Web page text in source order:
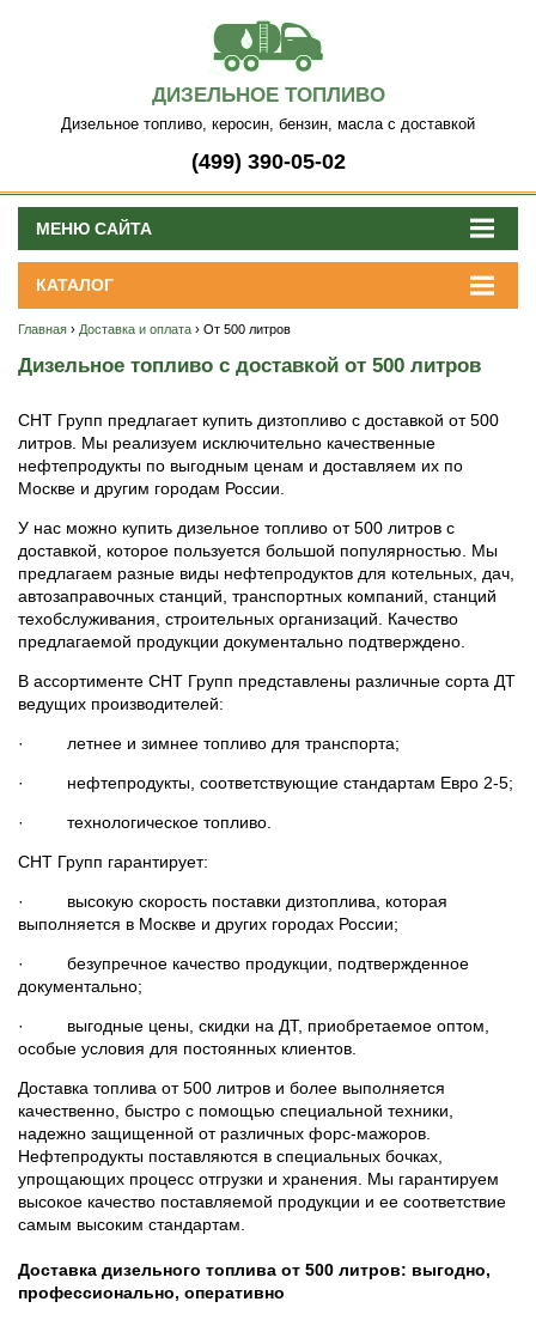
ДИЗЕЛЬНОЕ ТОПЛИВО
Дизельное топливо, керосин, бензин, масла с доставкой
(499) 390-05-02
МЕНЮ САЙТА
КАТАЛОГ
Главная › Доставка и оплата › От 500 литров
Дизельное топливо с доставкой от 500 литров
СНТ Групп предлагает купить дизтопливо с доставкой от 500
литров. Мы реализуем исключительно качественные
нефтепродукты по выгодным ценам и доставляем их по
Москве и другим городам России.
У нас можно купить дизельное топливо от 500 литров с
доставкой, которое пользуется большой популярностью. Мы
предлагаем разные виды нефтепродуктов для котельных, дач,
автозаправочных станций, транспортных компаний, станций
техобслуживания, строительных организаций. Качество
предлагаемой продукции документально подтверждено.
В ассортименте СНТ Групп представлены различные сорта ДТ
ведущих производителей:
· летнее и зимнее топливо для транспорта;
· нефтепродукты, соответствующие стандартам Евро 2-5;
· технологическое топливо.
СНТ Групп гарантирует:
· высокую скорость поставки дизтоплива, которая
выполняется в Москве и других городах России;
· безупречное качество продукции, подтвержденное
документально;
· выгодные цены, скидки на ДТ, приобретаемое оптом,
особые условия для постоянных клиентов.
Доставка топлива от 500 литров и более выполняется
качественно, быстро с помощью специальной техники,
надежно защищенной от различных форс-мажоров.
Нефтепродукты поставляются в специальных бочках,
упрощающих процесс отгрузки и хранения. Мы гарантируем
высокое качество поставляемой продукции и ее соответствие
самым высоким стандартам.
Доставка дизельного топлива от 500 литров: выгодно,
профессионально, оперативно